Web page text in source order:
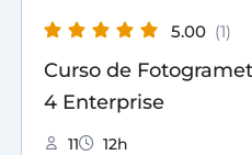
5.00 (1)
Curso de
4 Enterprise
11 12h